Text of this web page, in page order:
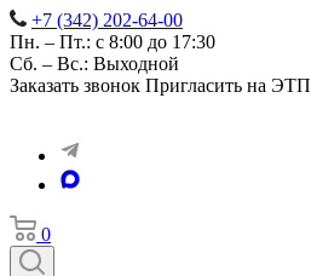
+7 (342) 202-64-00
Пн. – Пт.: с 8:00 до 17:30
Сб. – Вс.: Выходной
Заказать звонок Пригласить на ЭТП
0